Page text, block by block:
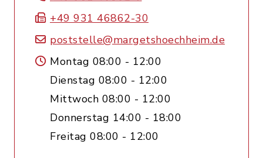
+49 931 46862-30
poststelle@margetshoechheim.de
Montag 08:00 - 12:00
Dienstag 08:00 - 12:00
Mittwoch 08:00 - 12:00
Donnerstag 14:00 - 18:00
Freitag 08:00 - 12:00